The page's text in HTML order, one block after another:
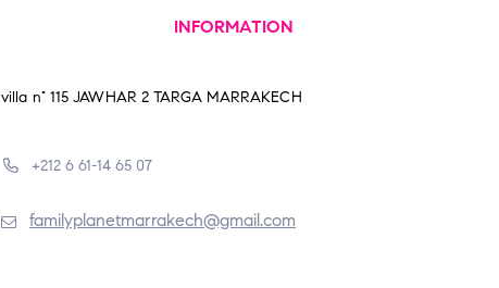
INFORMATION
villa n° 115 JAWHAR 2 TARGA MARRAKECH
+212 6 61-14 65 07
familyplanetmarrakech@gmail.com